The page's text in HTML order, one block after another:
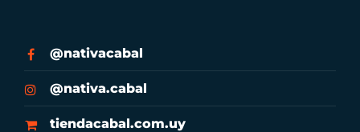
@nativacabal
@nativa.cabal
tiendacabal.com.uy